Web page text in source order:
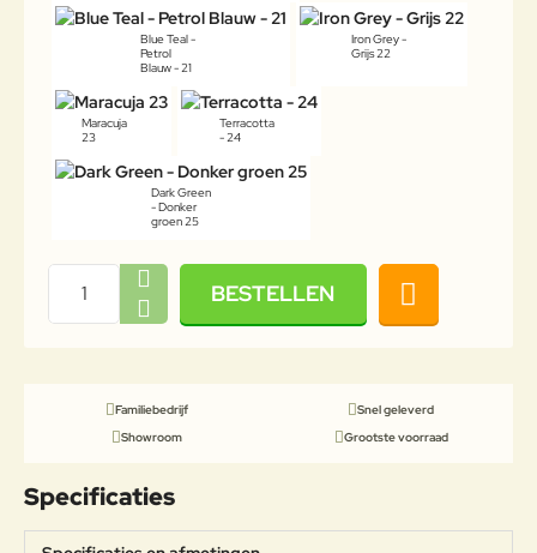
Blue Teal -
Petrol
Blauw - 21
Iron Grey -
Grijs 22
Maracuja
23
Terracotta
- 24
Dark Green
- Donker
groen 25
BESTELLEN
Familiebedrijf
Snel geleverd
Showroom
Grootste voorraad
Specificaties